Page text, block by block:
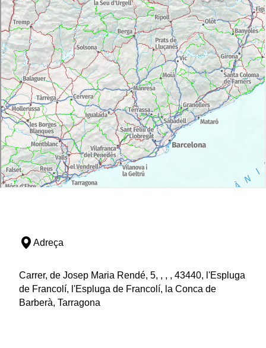
Adreça
Carrer, de Josep Maria Rendé, 5, , , , 43440, l'Espluga
de Francolí, l'Espluga de Francolí, la Conca de
Barberà, Tarragona